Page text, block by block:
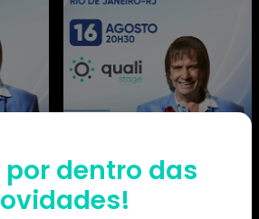
por dentro das